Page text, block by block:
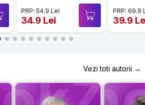
PRP: 54.9 Lei
34.9 Lei
PRP: 69.9
39.9
Vezi toti autorii →